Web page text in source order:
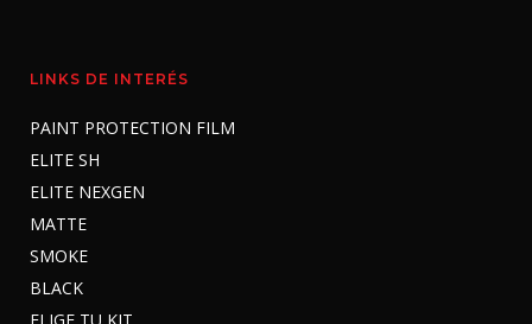
LINKS DE INTERÉS
PAINT PROTECTION FILM
ELITE SH
ELITE NEXGEN
MATTE
SMOKE
BLACK